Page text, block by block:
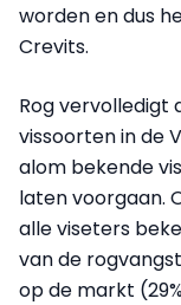
worden en dus
Crevits.
Rog vervolledigt
vissoorten in de
alom bekende
laten voorgaan.
alle viseters
van de
op de markt